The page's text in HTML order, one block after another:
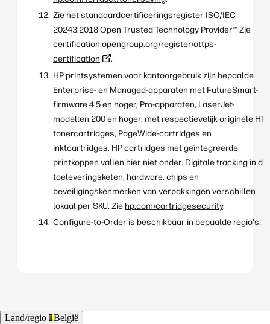
Zie het standaardcertificeringsregister ISO/IEC
20243:2018 Open Trusted Technology Provider™ Zie
certification.opengroup.org/register/ottps-
certification
.
HP printsystemen voor kantoorgebruik zijn bepaalde
Enterprise- en Managed-apparaten met FutureSmart-
firmware 4.5 en hoger, Pro-apparaten, LaserJet-
modellen 200 en hoger, met respectievelijk originele HP
tonercartridges, PageWide-cartridges en
inktcartridges. HP cartridges met geïntegreerde
printkoppen vallen hier niet onder. Digitale tracking in de
toeleveringsketen, hardware, chips en
beveiligingskenmerken van verpakkingen verschillen
lokaal per SKU. Zie hp.com/cartridgesecurity.
Configure-to-Order is beschikbaar in bepaalde regio's.
Land/regio
België